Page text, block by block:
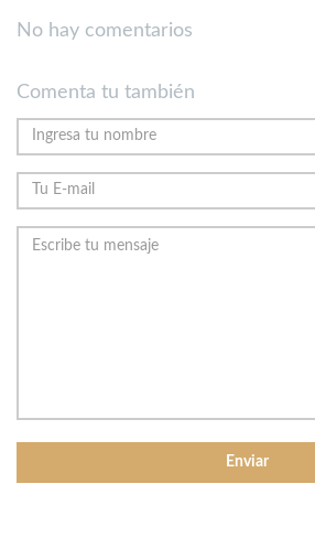
No hay comentarios
Comenta tu también